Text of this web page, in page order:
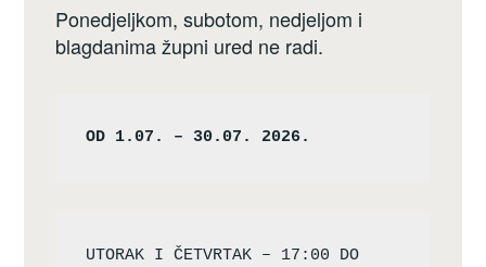
Ponedjeljkom, subotom, nedjeljom i
blagdanima župni ured ne radi.
OD 1.07. – 30.07. 2026.
UTORAK I ČETVRTAK – 17:00 DO